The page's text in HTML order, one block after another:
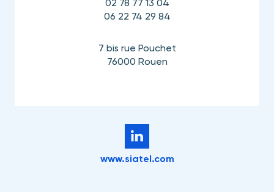
02 78 77 13 04
06 22 74 29 84
7 bis rue Pouchet
76000 Rouen
www.siatel.com